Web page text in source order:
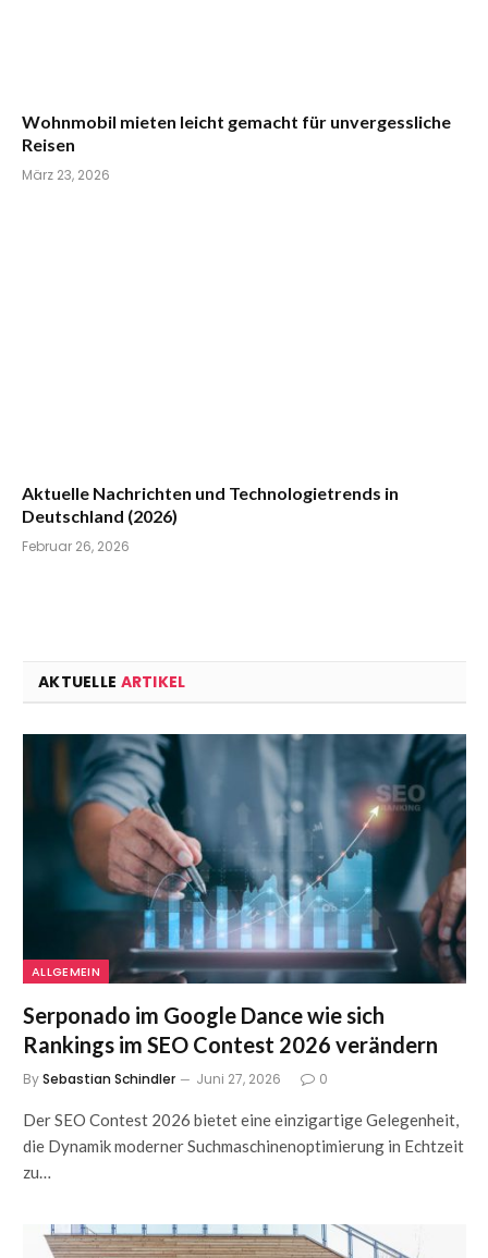
Wohnmobil mieten leicht gemacht für unvergessliche
Reisen
März 23, 2026
Aktuelle Nachrichten und Technologietrends in
Deutschland (2026)
Februar 26, 2026
AKTUELLE ARTIKEL
ALLGEMEIN
Serponado im Google Dance wie sich
Rankings im SEO Contest 2026 verändern
BySebastian Schindler Juni 27, 2026 0
Der SEO Contest 2026 bietet eine einzigartige Gelegenheit,
die Dynamik moderner Suchmaschinenoptimierung in Echtzeit
zu…